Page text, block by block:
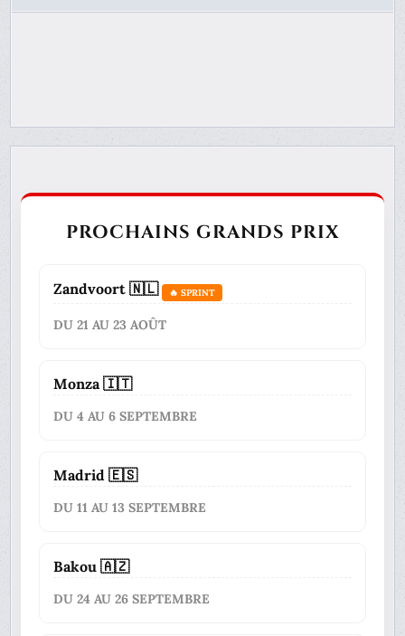
PROCHAINS GRANDS PRIX
Zandvoort 🇳🇱 🔥 SPRINT
DU 21 AU 23 AOÛT
Monza 🇮🇹
DU 4 AU 6 SEPTEMBRE
Madrid 🇪🇸
DU 11 AU 13 SEPTEMBRE
Bakou 🇦🇿
DU 24 AU 26 SEPTEMBRE